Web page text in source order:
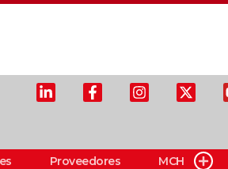
Proveedores MCH